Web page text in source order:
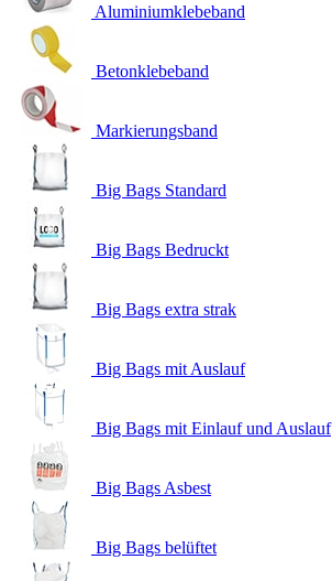
Aluminiumklebeband
Betonklebeband
Markierungsband
Big Bags Standard
Big Bags Bedruckt
Big Bags extra strak
Big Bags mit Auslauf
Big Bags mit Einlauf und Auslauf
Big Bags Asbest
Big Bags belüftet